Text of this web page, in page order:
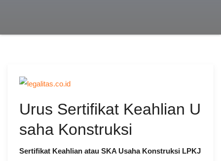
Urus Sertifikat Keahlian U
saha Konstruksi
Sertifikat Keahlian atau SKA Usaha Konstruksi LPKJ